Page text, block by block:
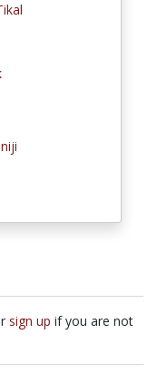
sign up if you are not